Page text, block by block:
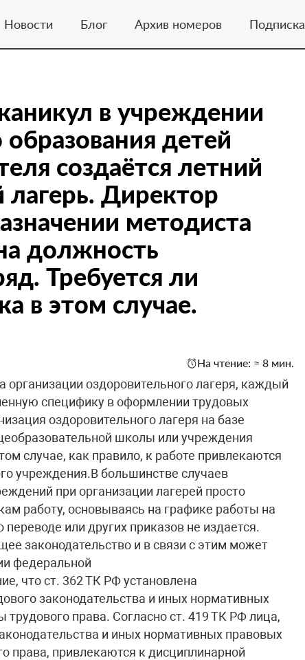
Новости Блог Архив номеров Подписка
в учреждении
детей
создаётся летний
Директор
методиста
должность
Требуется ли
в этом случае.
На чтение: ≈ 8 мин.
оздоровительного лагеря, каждый
специфику в оформлении трудовых
оздоровительного лагеря на базе
школы или учреждения
случае, как правило, к работе привлекаются
учреждения.В большинстве случаев
при организации лагерей просто
работу, основываясь на графике работы на
или других приказов не издается.
законодательство и в связи с этим может
федеральной
что ст. 362 ТК РФ установлена
законодательства и иных нормативных
права. Согласно ст. 419 ТК РФ лица,
и иных нормативных правовых
права, привлекаются к дисциплинарной